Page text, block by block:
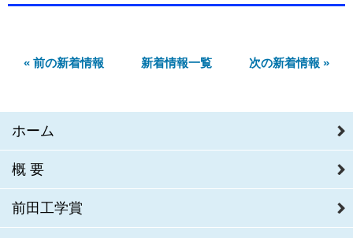
« 前の新着情報 新着情報一覧 次の新着情報 »
ホーム
概要
前田工学賞